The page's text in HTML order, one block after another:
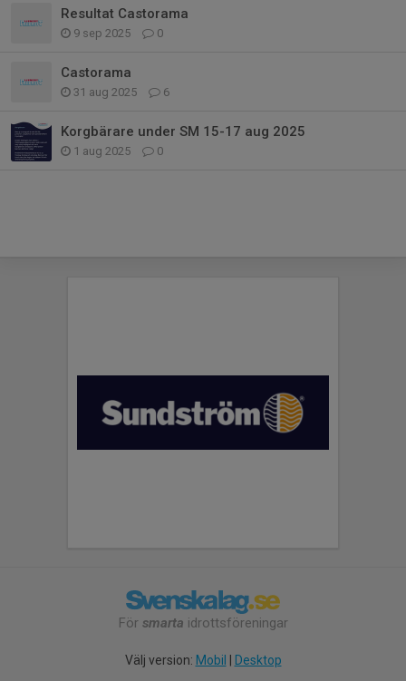
Resultat Castorama
9 sep 2025 0
Castorama
31 aug 2025 6
Korgbärare under SM 15-17 aug 2025
1 aug 2025 0
För smarta idrottsföreningar
Välj version: Mobil Desktop